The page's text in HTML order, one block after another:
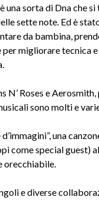
una sorta di Dna che
sette note. Ed è
da bambina,
per migliorare tecnica
Roses e
sono molti e
una
come special guest)
orecchiabile.
e diverse